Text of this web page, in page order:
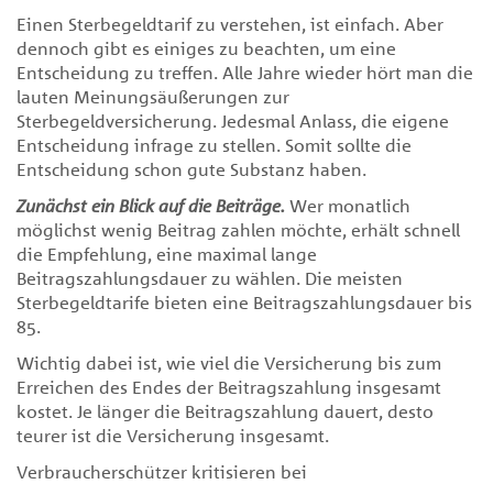
Einen Sterbegeldtarif zu verstehen, ist einfach. Aber
dennoch gibt es einiges zu beachten, um eine
Entscheidung zu treffen. Alle Jahre wieder hört man die
lauten Meinungsäußerungen zur
Sterbegeldversicherung. Jedesmal Anlass, die eigene
Entscheidung infrage zu stellen. Somit sollte die
Entscheidung schon gute Substanz haben.
Zunächst ein Blick auf die Beiträge. Wer monatlich
möglichst wenig Beitrag zahlen möchte, erhält schnell
die Empfehlung, eine maximal lange
Beitragszahlungsdauer zu wählen. Die meisten
Sterbegeldtarife bieten eine Beitragszahlungsdauer bis
85.
Wichtig dabei ist, wie viel die Versicherung bis zum
Erreichen des Endes der Beitragszahlung insgesamt
kostet. Je länger die Beitragszahlung dauert, desto
teurer ist die Versicherung insgesamt.
Verbraucherschützer kritisieren bei